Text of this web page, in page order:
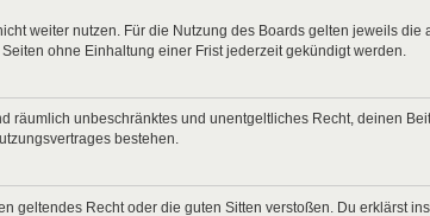
weiter nutzen. Für die Nutzung des Boards gelten jeweils
ohne Einhaltung einer Frist jederzeit gekündigt werden.
räumlich unbeschränktes und unentgeltliches Recht, deinen
bestehen.
geltendes Recht oder die guten Sitten verstoßen. Du erklärst